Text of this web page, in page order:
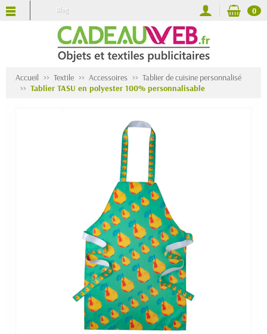
Blog 0
Accueil Textile Accessoires
Tablier de cuisine personnalisé
Tablier TASU en polyester 100% personnalisable